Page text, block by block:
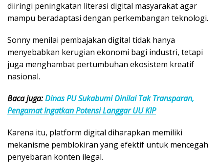
diiringi peningkatan literasi digital masyarakat agar
mampu beradaptasi dengan perkembangan teknologi.
Sonny menilai pembajakan digital tidak hanya
menyebabkan kerugian ekonomi bagi industri, tetapi
juga menghambat pertumbuhan ekosistem kreatif
nasional.
Baca juga:Dinas PU Sukabumi Dinilai Tak Transparan,
Pengamat Ingatkan Potensi Langgar UU KIP
Karena itu, platform digital diharapkan memiliki
mekanisme pemblokiran yang efektif untuk mencegah
penyebaran konten ilegal.